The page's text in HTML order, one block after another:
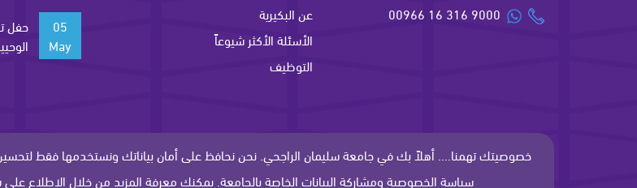
00966 16 316 9000
عن البكيرية
الأسئلة الأكثر شيوعاً
التوظيف
05
May
حفل
جميع الحقوق محفوظة - جامعة سليمان
خصوصيتك تهمنا.... أهلاً بك في جامعة سليمان الراجحي. نحن نحافظ على أمان بياناتك ونستخدمها فقط
سياسة الخصوصية ومشاركة البيانات الخاصة بالجامعة. يمكنك معرفة المزيد من خلال الاطلاع